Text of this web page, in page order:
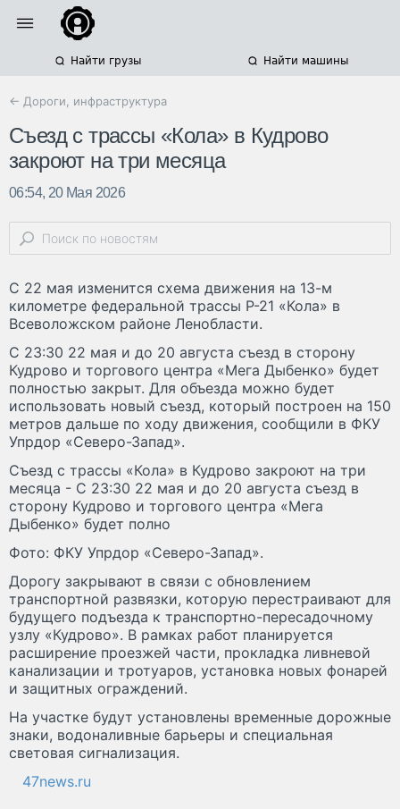
Найти грузы Найти машины
← Дороги, инфраструктура
Съезд с трассы «Кола» в Кудрово
закроют на три месяца
06:54, 20 Мая 2026
С 22 мая изменится схема движения на 13-м
километре федеральной трассы Р-21 «Кола» в
Всеволожском районе Ленобласти.
С 23:30 22 мая и до 20 августа съезд в сторону
Кудрово и торгового центра «Мега Дыбенко» будет
полностью закрыт. Для объезда можно будет
использовать новый съезд, который построен на 150
метров дальше по ходу движения, сообщили в ФКУ
Упрдор «Северо-Запад».
Съезд с трассы «Кола» в Кудрово закроют на три
месяца - С 23:30 22 мая и до 20 августа съезд в
сторону Кудрово и торгового центра «Мега
Дыбенко» будет полно
Фото: ФКУ Упрдор «Северо-Запад».
Дорогу закрывают в связи с обновлением
транспортной развязки, которую перестраивают для
будущего подъезда к транспортно-пересадочному
узлу «Кудрово». В рамках работ планируется
расширение проезжей части, прокладка ливневой
канализации и тротуаров, установка новых фонарей
и защитных ограждений.
На участке будут установлены временные дорожные
знаки, водоналивные барьеры и специальная
световая сигнализация.
47news.ru